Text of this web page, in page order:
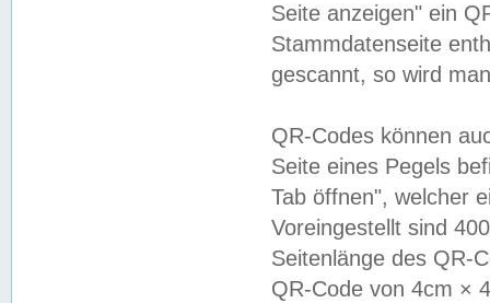
Seite anzeigen" ein
Stammdatenseite
gescannt, so wird
QR-Codes können
Seite eines Pegels
Tab öffnen", welcher
Voreingestellt sind
Seitenlänge des QR-
QR-Code von 4cm ×